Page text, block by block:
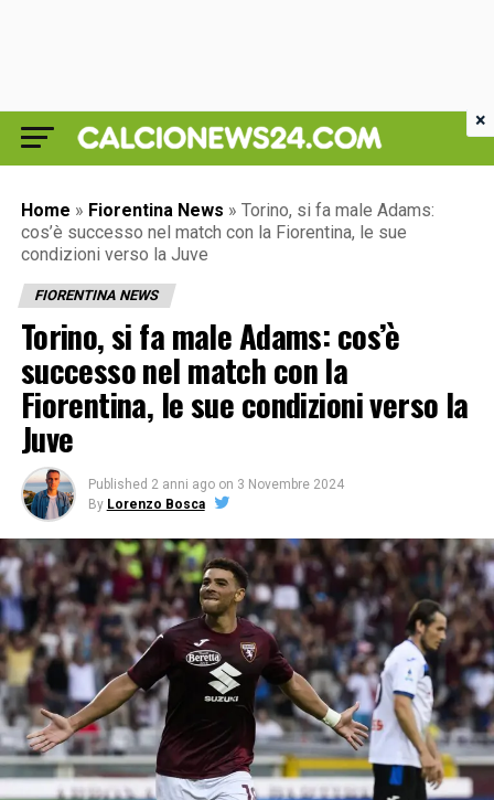
Home » Fiorentina News » Torino, si fa male Adams:
cos’è successo nel match con la Fiorentina, le sue
condizioni verso la Juve
FIORENTINA NEWS
Torino, si fa male Adams: cos’è
successo nel match con la
Fiorentina, le sue condizioni verso la
Juve
Published 2 anni ago on 3 Novembre 2024
By Lorenzo Bosca
×